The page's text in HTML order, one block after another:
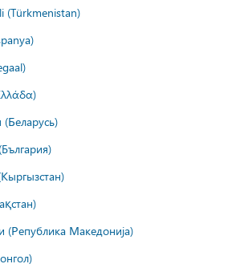
(Türkmenistan)
(Беларусь)
(Република Македонија)